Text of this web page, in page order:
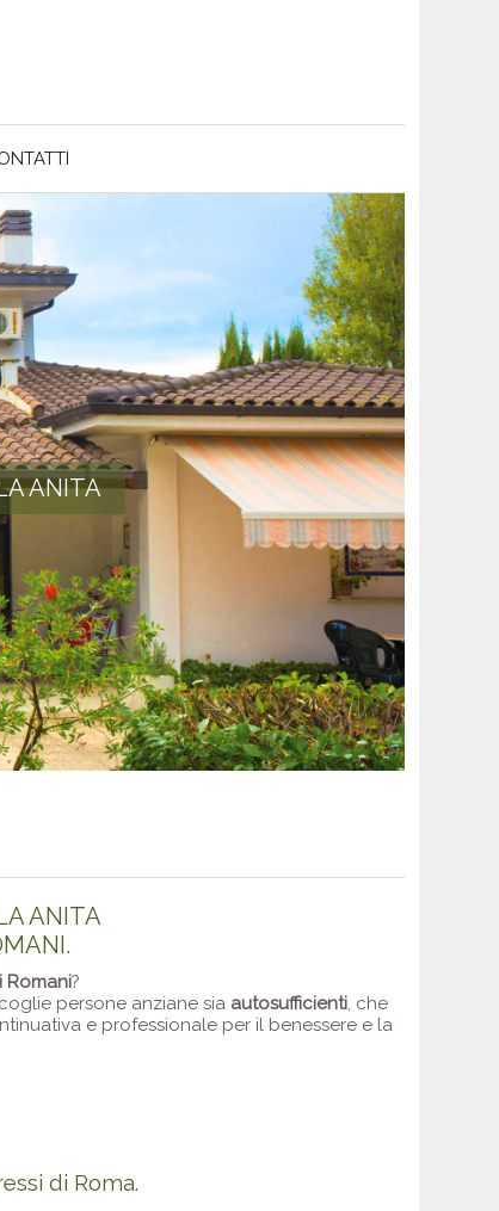
ANITA
ANITA
Romani?
persone anziane sia autosufficienti, che
e professionale per il benessere e la
di Roma.